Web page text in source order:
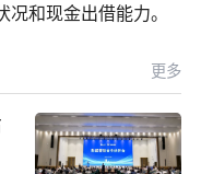
和现金出借能力。
更多